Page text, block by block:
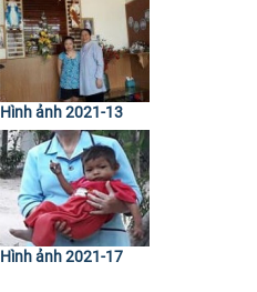
Hình ảnh 2021-13
Hình ảnh 2021-17